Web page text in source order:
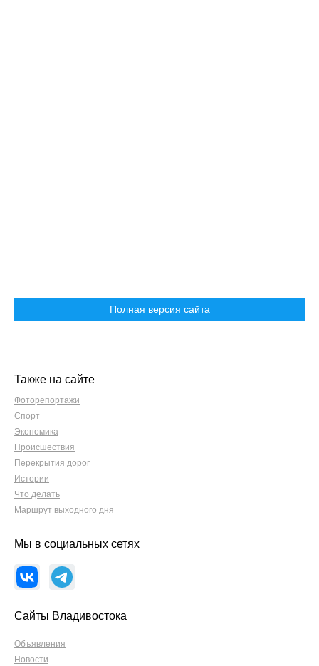
Полная версия сайта
Также на сайте
Фоторепортажи
Спорт
Экономика
Происшествия
Перекрытия дорог
Истории
Что делать
Маршрут выходного дня
Мы в социальных сетях
Сайты Владивостока
Объявления
Новости